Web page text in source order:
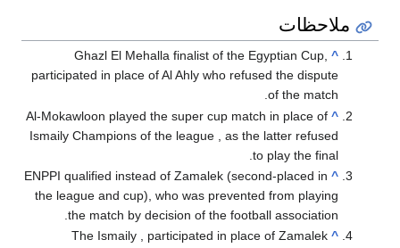
ملاحظات
^
Ghazl El Mehalla finalist of the Egyptian Cup,
participated in place of Al Ahly who refused the dispute
of the match.
^
Al-Mokawloon played the super cup match in place of
Ismaily Champions of the league , as the latter refused
to play the final.
^
ENPPI qualified instead of Zamalek (second-placed in
the league and cup), who was prevented from playing
the match by decision of the football association.
^
The Ismaily , participated in place of Zamalek